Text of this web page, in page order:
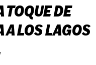
TOQUE DE
A LOS LAGOS